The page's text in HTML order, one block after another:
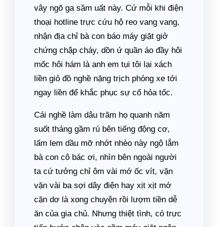
vây ngõ ga sầm uất này. Cứ mỗi khi điện
thoại hotline trực cứu hộ reo vang vang,
nhận địa chỉ bà con báo máy giặt giở
chứng chập cháy, dồn ứ quần áo đầy hôi
mốc hôi hám là anh em tụi tôi lại xách
liền giỏ đồ nghề nặng trịch phóng xe tới
ngay liền để khắc phục sự cố hỏa tốc.
Cái nghề làm dâu trăm họ quanh năm
suốt tháng gầm rú bên tiếng động cơ,
lấm lem dầu mỡ nhớt nhèo này ngộ lắm
bà con cô bác ơi, nhìn bên ngoài người
ta cứ tưởng chỉ ôm vài mớ ốc vít, vặn
vặn vài ba sợi dây điện hay xịt xịt mớ
cặn dơ là xong chuyện rồi lượm tiền dễ
ăn của gia chủ. Nhưng thiệt tình, có trực